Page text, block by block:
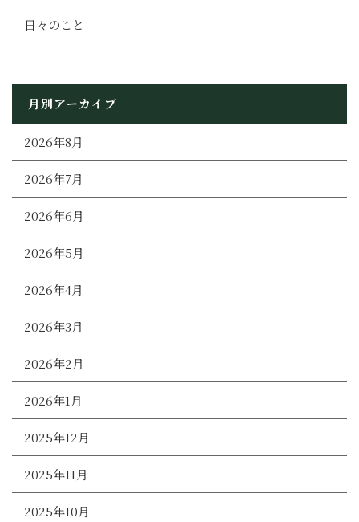
日々のこと
月別アーカイブ
2026年8月
2026年7月
2026年6月
2026年5月
2026年4月
2026年3月
2026年2月
2026年1月
2025年12月
2025年11月
2025年10月